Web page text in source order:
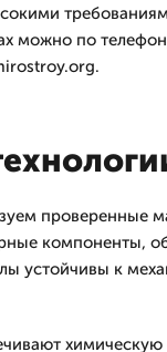
можно по
проверенные
компоненты,
устойчивы к
химическую